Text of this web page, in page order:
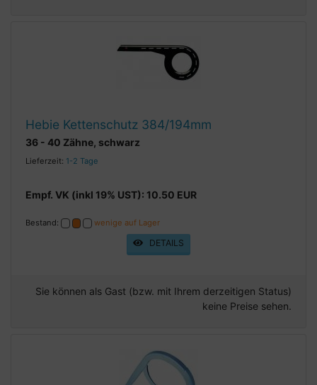
Hebie Kettenschutz 384/194mm
36 - 40 Zähne, schwarz
Lieferzeit: 1-2 Tage
Empf. VK (inkl 19% UST): 10.50 EUR
Bestand: wenige auf Lager
DETAILS
Sie können als Gast (bzw. mit Ihrem derzeitigen Status)
keine Preise sehen.